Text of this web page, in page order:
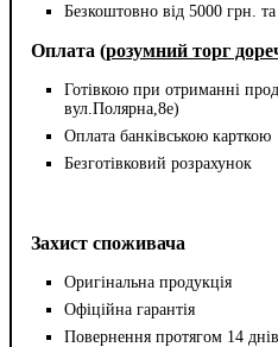
Безкоштовно від 5000 грн.
Оплата (розумний торг
Готівкою при отриманні
вул.Полярна,8е)
Оплата банківською карткою
Безготівковий розрахунок
Захист споживача
Оригінальна продукція
Офіційна гарантія
Повернення протягом 14 днів